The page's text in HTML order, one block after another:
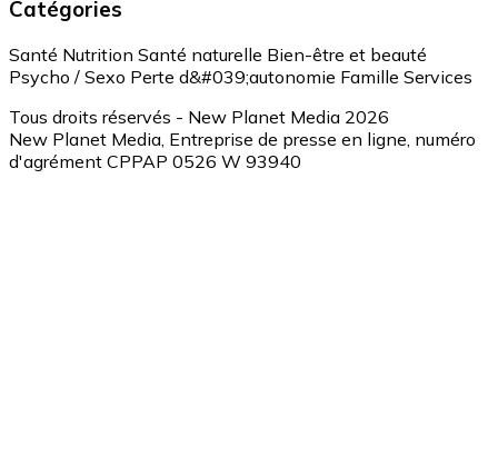
Catégories
Santé Nutrition Santé naturelle Bien-être et beauté
Psycho / Sexo Perte d&#039;autonomie Famille Services
Tous droits réservés - New Planet Media 2026
New Planet Media, Entreprise de presse en ligne, numéro
d'agrément CPPAP 0526 W 93940